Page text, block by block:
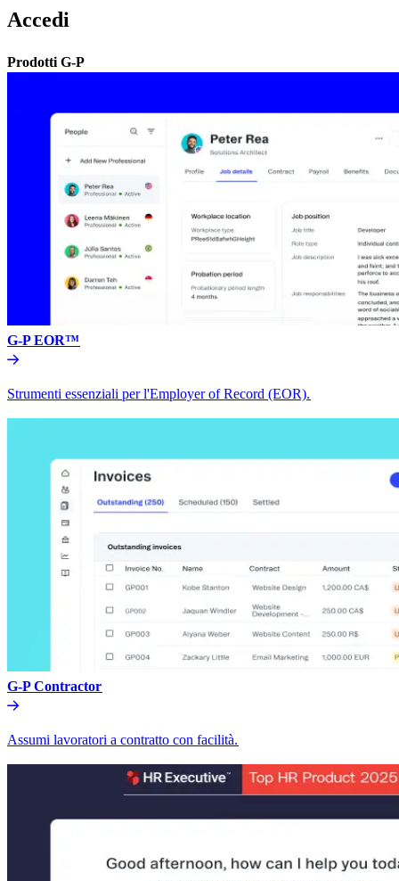
Accedi​​
Prodotti G-P​​
G-P EOR™​​
Strumenti essenziali per l'Employer of Record (EOR).​​
G-P Contractor​​
Assumi lavoratori a contratto con facilità.​​